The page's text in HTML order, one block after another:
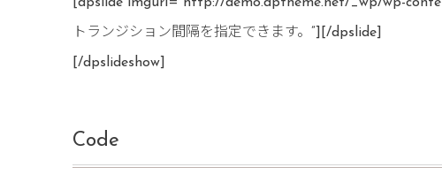
トランジション間隔を指定できます。”][/dpslide]
[/dpslideshow]
Code